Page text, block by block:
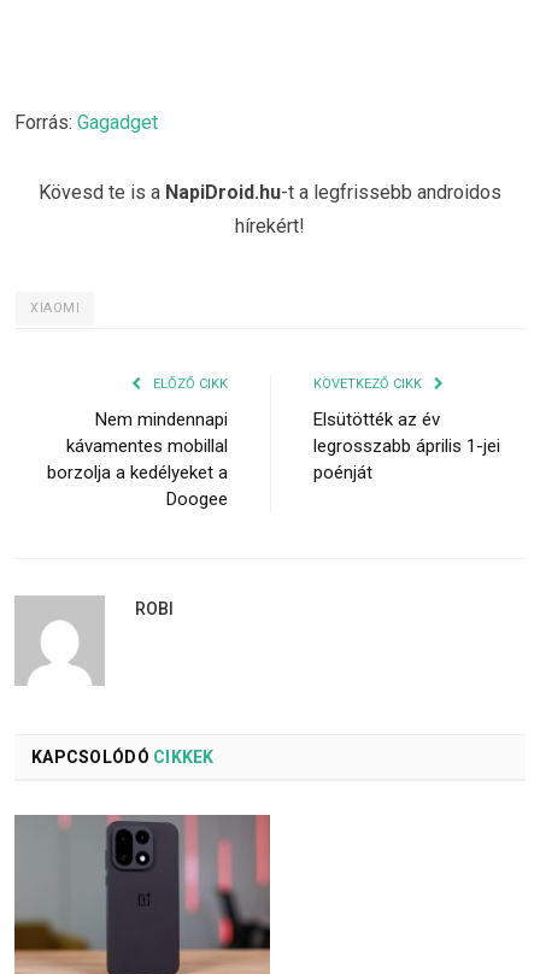
Forrás: Gagadget
Kövesd te is a NapiDroid.hu-t a legfrissebb androidos
hírekért!
XIAOMI
ELŐZŐ CIKK
Nem mindennapi
kávamentes mobillal
borzolja a kedélyeket a
Doogee
KÖVETKEZŐ CIKK
Elsütötték az év
legrosszabb április 1-jei
poénját
ROBI
KAPCSOLÓDÓ CIKKEK